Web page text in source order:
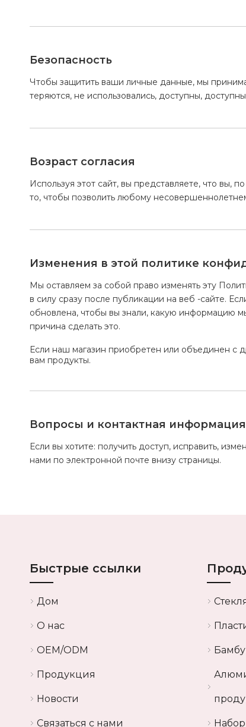
Безопасность
Чтобы защитить ваши личные данные, мы
теряются, не использовались, доступны,
Возраст согласия
Используя этот сайт, вы представляете, что
то, чтобы позволить любому
Изменения в этой политике
Мы оставляем за собой право изменять эту
в силу сразу после публикации на веб -сайте.
обновлена, чтобы вы знали, какую информацию
причина сделать это.
Если наш магазин приобретен или объединен с
вам продукты.
Вопросы и контактная информация
Если вы хотите: получить доступ, исправить,
нами по электронной почте внизу страницы.
Быстрые ссылки
Дом
О нас
OEM/ODM
Продукция
Новости
Связаться с нами Набор